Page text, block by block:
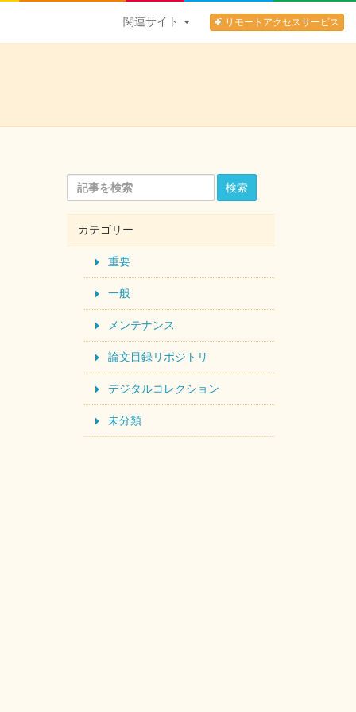
関連サイト リモートアクセスサービス
検索
カテゴリー
重要
一般
メンテナンス
論文目録リポジトリ
デジタルコレクション
未分類